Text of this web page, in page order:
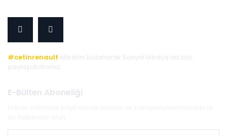
#cetinrenault etiketini kullanarak Sosyal Medya'da bizi
paylaşabilirsiniz.
E-Bülten Aboneliği